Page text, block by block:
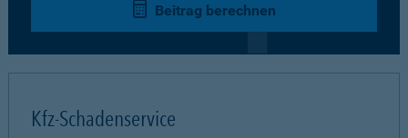
Beitrag berechnen
Kfz-Schadenservice